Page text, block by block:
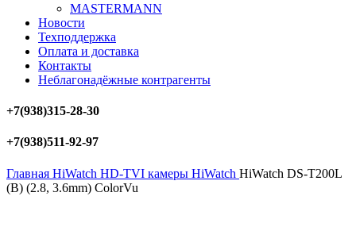
MASTERMANN
Новости
Техподдержка
Оплата и доставка
Контакты
Неблагонадёжные контрагенты
+7(938)315-28-30
+7(938)511-92-97
Главная HiWatch HD-TVI камеры HiWatch HiWatch DS-T200L
(B) (2.8, 3.6mm) ColorVu